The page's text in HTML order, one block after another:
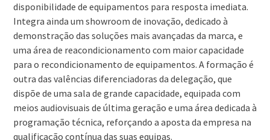
disponibilidade de equipamentos para resposta imediata.
Integra ainda um showroom de inovação, dedicado à
demonstração das soluções mais avançadas da marca, e
uma área de reacondicionamento com maior capacidade
para o recondicionamento de equipamentos. A formação é
outra das valências diferenciadoras da delegação, que
dispõe de uma sala de grande capacidade, equipada com
meios audiovisuais de última geração e uma área dedicada à
programação técnica, reforçando a aposta da empresa na
qualificação contínua das suas equipas.